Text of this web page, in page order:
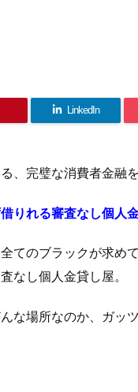
LinkedIn
、完璧な消費者金融
りれる審査なし個人
てのブラックが求め
なし個人金貸し屋。
な場所なのか、ガッ